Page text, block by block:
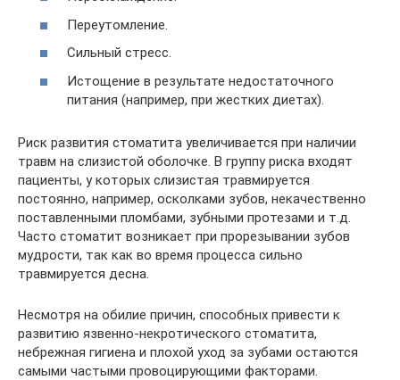
Переутомление.
Сильный стресс.
Истощение в результате недостаточного
питания (например, при жестких диетах).
Риск развития стоматита увеличивается при наличии
травм на слизистой оболочке. В группу риска входят
пациенты, у которых слизистая травмируется
постоянно, например, осколками зубов, некачественно
поставленными пломбами, зубными протезами и т.д.
Часто стоматит возникает при прорезывании зубов
мудрости, так как во время процесса сильно
травмируется десна.
Несмотря на обилие причин, способных привести к
развитию язвенно-некротического стоматита,
небрежная гигиена и плохой уход за зубами остаются
самыми частыми провоцирующими факторами.